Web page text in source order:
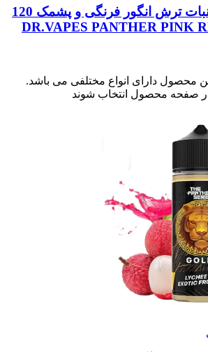
جویس دکتر ویپز آبنبات ترش انگور فرنگی و پشمک 120
محصول دارای انواع مختلفی می باشد.
صفحه محصول انتخاب شوند